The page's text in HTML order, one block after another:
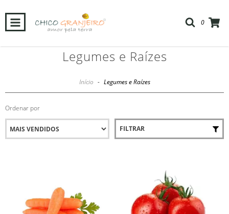
0
Legumes e Raízes
Início - Legumes e Raízes
Ordenar por
FILTRAR